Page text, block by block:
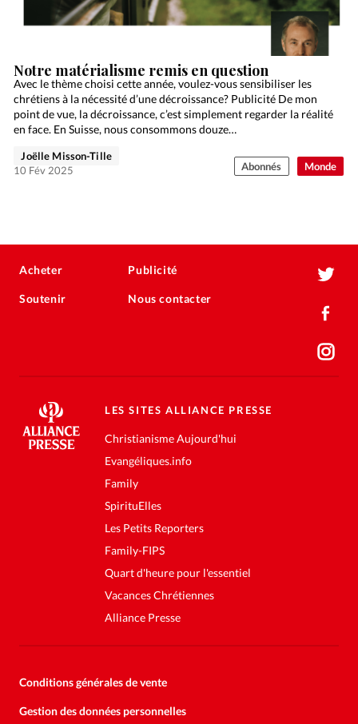
Monde
Notre matérialisme remis en question
Avec le thème choisi cette année, voulez-vous sensibiliser les
chrétiens à la nécessité d’une décroissance? Publicité De mon
point de vue, la décroissance, c’est simplement regarder la réalité
en face. En Suisse, nous consommons douze…
Joëlle Misson-Tille
10 Fév 2025
Abonnés
Acheter
Soutenir
Publicité
Nous contacter
LES SITES ALLIANCE PRESSE
Christianisme Aujourd'hui
Evangéliques.info
Family
SpirituElles
Les Petits Reporters
Family-FIPS
Quart d'heure pour l'essentiel
Vacances Chrétiennes
Alliance Presse
Conditions générales de vente
Gestion des données personnelles